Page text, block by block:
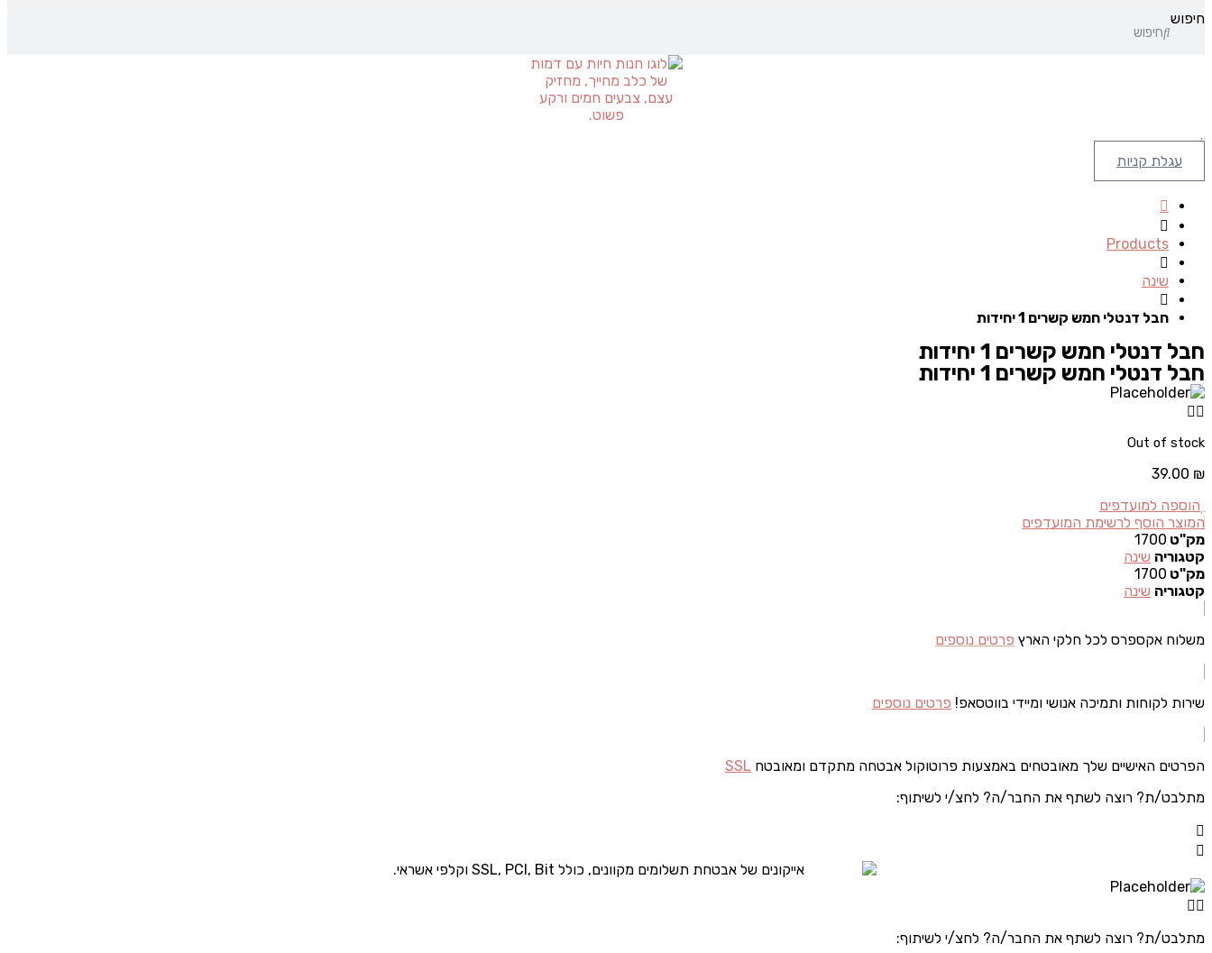
חיפוש
חיפוש
עגלת קניות
Products
שינה
חבל דנטלי חמש קשרים 1 יחידות
חבל דנטלי חמש קשרים 1 יחידות
חבל דנטלי חמש קשרים 1 יחידות
Out of stock
39.00 ₪
הוספה למועדפים
המוצר הוסף לרשימת המועדפים
מק"ט 1700
קטגוריה שינה
מק"ט 1700
קטגוריה שינה
משלוח אקספרס לכל חלקי הארץ פרטים נוספים
שירות לקוחות ותמיכה אנושי ומיידי בווטסאפ! פרטים נוספים
הפרטים האישיים שלך מאובטחים באמצעות פרוטוקול אבטחה מתקדם ומאובטח SSL
מתלבט/ת? רוצה לשתף את החבר/ה? לחצ/י לשיתוף:
מתלבט/ת? רוצה לשתף את החבר/ה? לחצ/י לשיתוף: